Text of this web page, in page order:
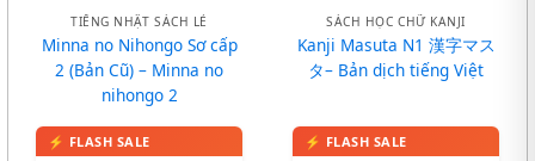
TIẾNG NHẬT SÁCH LẺ
Minna no Nihongo Sơ cấp
2 (Bản Cũ) – Minna no
nihongo 2
SÁCH HỌC CHỮ KANJI
Kanji Masuta N1 漢字マス
タ– Bản dịch tiếng Việt